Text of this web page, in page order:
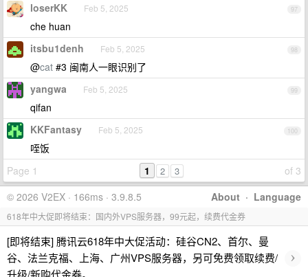
97
loserKK Feb 5, 2025
che huan
98
itsbu1denh Feb 5, 2025
@cat #3 闽南人一眼识别了
99
yangwa Feb 5, 2025
qifan
100
KKFantasy Feb 5, 2025
咥饭
Page 1
of 3
1 2 3
About · Language
© 2026 V2EX · 166ms · 3.9.8.5
618年中大促即将结束：国内外VPS服务器，99元起，续费代金券
[即将结束] 腾讯云618年中大促活动：硅谷CN2、首尔、曼
谷、法兰克福、上海、广州VPS服务器，另可免费领取续费/
升级/新购代金券。
›